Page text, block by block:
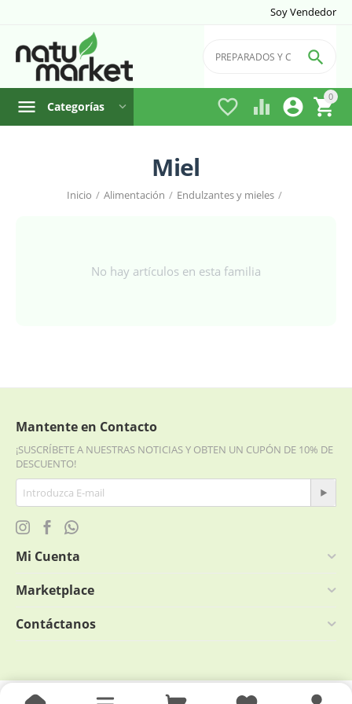
Soy Vendedor
0


 

Categorías
Miel
Inicio / Alimentación / Endulzantes y mieles /
No hay artículos en esta familia
Mantente en Contacto
¡SUSCRÍBETE A NUESTRAS NOTICIAS Y OBTEN UN CUPÓN DE 10% DE
DESCUENTO!
Mi Cuenta
Marketplace
Contáctanos